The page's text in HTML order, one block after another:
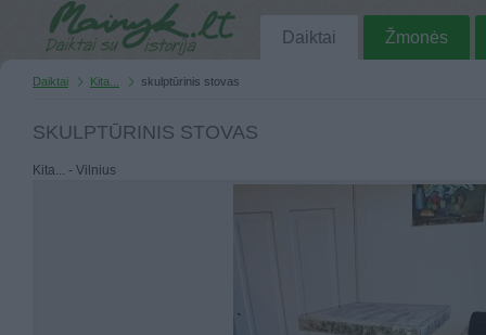
Daiktai Žmonės
Daiktai Kita... skulptūrinis stovas
SKULPTŪRINIS STOVAS
Kita... - Vilnius